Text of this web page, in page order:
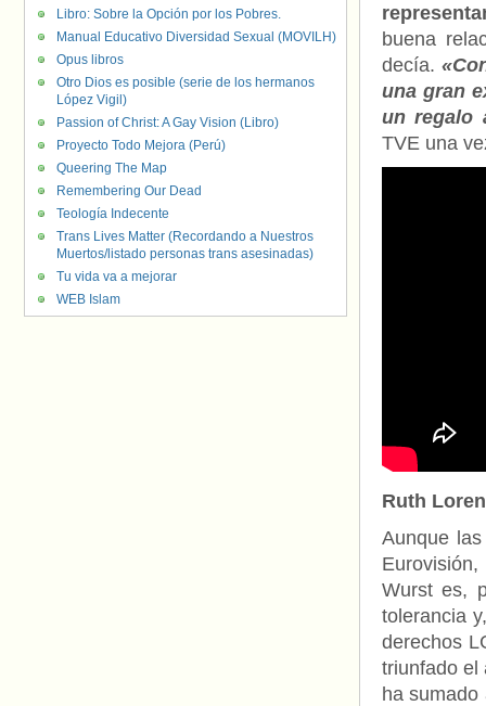
buena
decía.
una gran
un regalo
TVE una
Ruth
Aunque
Wurst es,
tolerancia
derechos
triunfado el
ha
Libro: Sobre la Opción por los Pobres.
Manual Educativo Diversidad Sexual (MOVILH)
Opus libros
Otro Dios es posible (serie de los hermanos
López Vigil)
Passion of Christ: A Gay Vision (Libro)
Proyecto Todo Mejora (Perú)
Queering The Map
Remembering Our Dead
Teología Indecente
Trans Lives Matter (Recordando a Nuestros
Muertos/listado personas trans asesinadas)
Tu vida va a mejorar
WEB Islam